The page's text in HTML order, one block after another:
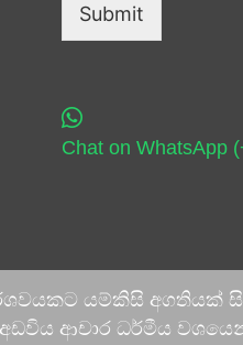
Submit
Chat on WhatsApp
යම්කිසි අගතියක්
ආචාර ධර්මීය වශයෙන්